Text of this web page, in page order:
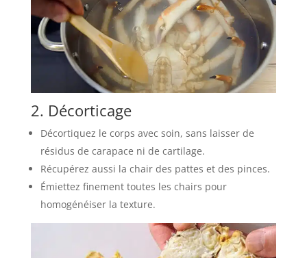
2. Décorticage
Décortiquez le corps avec soin, sans laisser de
résidus de carapace ni de cartilage.
Récupérez aussi la chair des pattes et des pinces.
Émiettez finement toutes les chairs pour
homogénéiser la texture.